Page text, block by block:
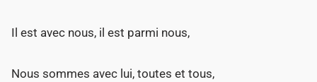
Il est avec nous, il est parmi nous,
Nous sommes avec lui, toutes et tous,